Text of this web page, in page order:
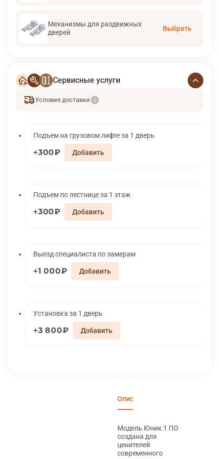
Механизмы для раздвижных
дверей
Выбрать
Сервисные услуги
Условия доставки
Подъем на грузовом лифте за 1 дверь
300₽
Подъем по лестнице за 1 этаж
300₽
Выезд специалиста по замерам
1 000₽
Установка за 1 дверь
3 800₽
Описание
Модель Юник 1 ПО
создана для
ценителей
современного